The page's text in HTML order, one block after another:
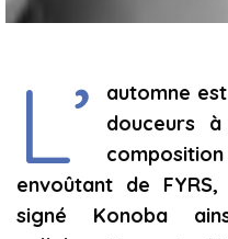
L’
automne
douceurs
envoûtant de
signé Konoba